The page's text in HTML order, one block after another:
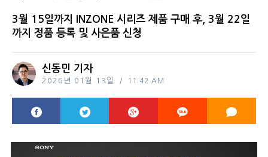
3월 15일까지 INZONE 시리즈 제품 구매 후, 3월 22일
까지 정품 등록 및 사은품 신청
신동민 기자
2026년 01월 13일 11:42 AM